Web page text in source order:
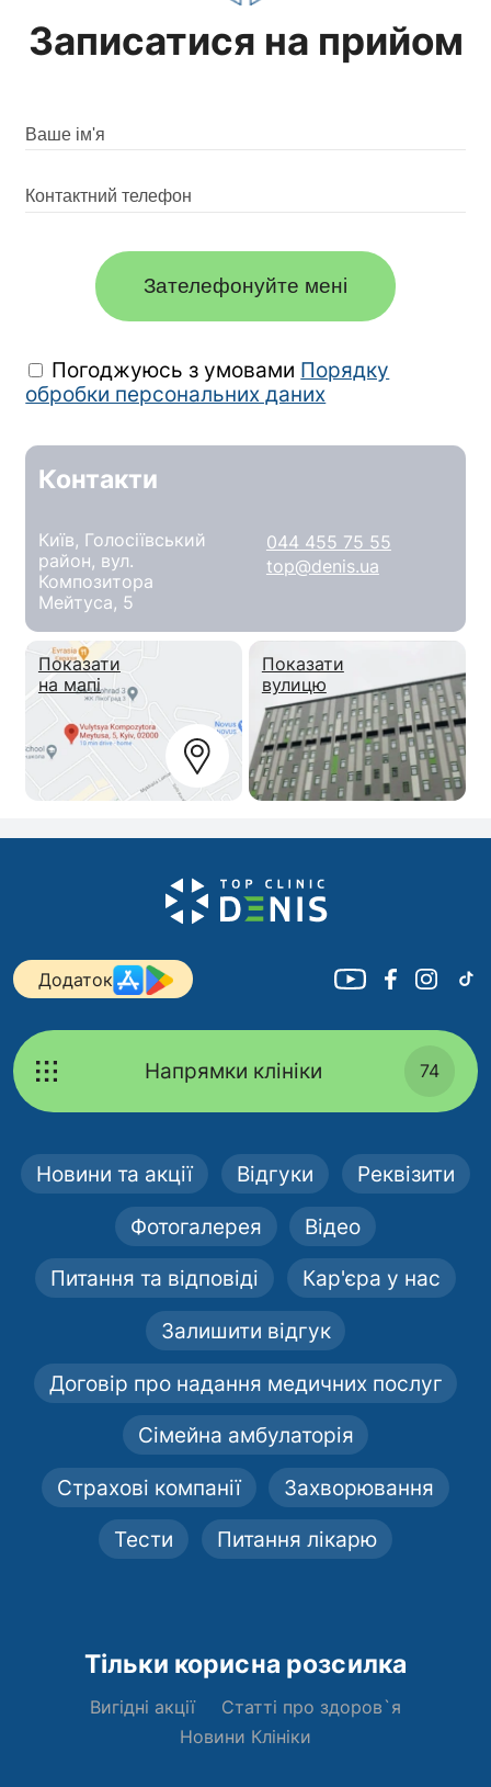
Записатися на прийом
Зателефонуйте мені
Погоджуюсь з умовами Порядку
обробки персональних даних
Контакти
Київ, Голосіївський
район, вул.
Композитора
Мейтуса, 5
044 455 75 55
top@denis.ua
Показати
на мапі
Показати
вулицю
Додаток
Напрямки клініки 74
Новини та акції Відгуки Реквізити
Фотогалерея Відео
Питання та відповіді Кар'єра у нас
Залишити відгук
Договір про надання медичних послуг
Сімейна амбулаторія
Страхові компанії Захворювання
Тести Питання лікарю
Тільки корисна розсилка
Вигідні акції
Статті про здоров`я
Новини Клініки